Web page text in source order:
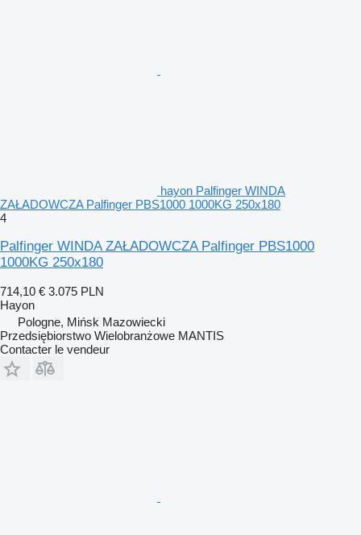
hayon Palfinger WINDA
ZAŁADOWCZA Palfinger PBS1000 1000KG 250x180
4
Palfinger WINDA ZAŁADOWCZA Palfinger PBS1000
1000KG 250x180
714,10 € 3.075 PLN
Hayon
Pologne, Mińsk Mazowiecki
Przedsiębiorstwo Wielobranżowe MANTIS
Contacter le vendeur